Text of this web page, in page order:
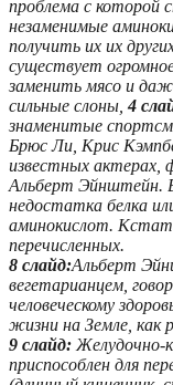
проблема с которой
незаменимые
получить их их
существует
заменить мясо и
сильные слоны, 4
знаменитые
Брюс Ли, Крис
известных актерах,
Альберт Эйнштейн.
недостатка белка
аминокислот.
перечисленных.
8 слайд:Альберт
вегетарианцем,
человеческому
жизни на Земле, как
9 слайд: Желудочно-
приспособлен для